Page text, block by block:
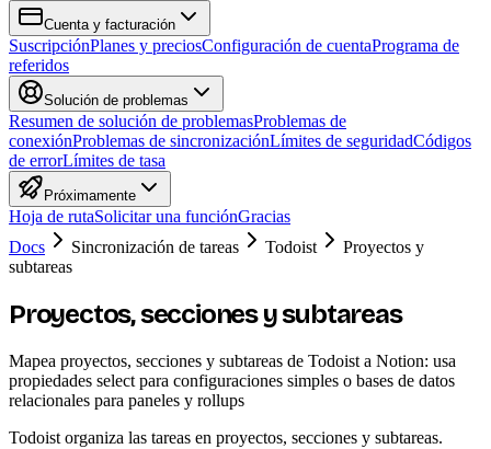
Cuenta y facturación
SuscripciónPlanes y preciosConfiguración de cuentaPrograma de
referidos
Solución de problemas
Resumen de solución de problemasProblemas de
conexiónProblemas de sincronizaciónLímites de seguridadCódigos
de errorLímites de tasa
Próximamente
Hoja de rutaSolicitar una funciónGracias
Docs
Sincronización de tareas Todoist
Proyectos y
subtareas
Proyectos, secciones y subtareas
Mapea proyectos, secciones y subtareas de Todoist a Notion: usa
propiedades select para configuraciones simples o bases de datos
relacionales para paneles y rollups
Todoist organiza las tareas en proyectos, secciones y subtareas.